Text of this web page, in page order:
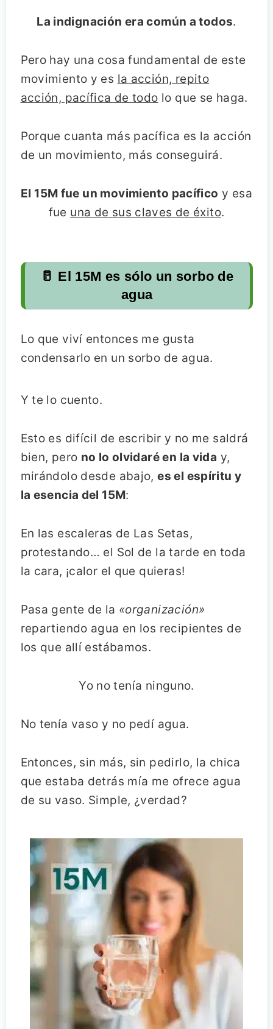
La indignación era común a todos.
Pero hay una cosa fundamental de este
movimiento y es la acción, repito
acción, pacífica de todo lo que se haga.
Porque cuanta más pacífica es la acción
de un movimiento, más conseguirá.
El 15M fue un movimiento pacífico y esa
fue una de sus claves de éxito.
🥛 El 15M es sólo un sorbo de
agua
Lo que viví entonces me gusta
condensarlo en un sorbo de agua.
Y te lo cuento.
Esto es difícil de escribir y no me saldrá
bien, pero no lo olvidaré en la vida y,
mirándolo desde abajo,es el espíritu y
la esencia del 15M:
En las escaleras de Las Setas,
protestando… el Sol de la tarde en toda
la cara, ¡calor el que quieras!
Pasa gente de la «organización»
repartiendo agua en los recipientes de
los que allí estábamos.
Yo no tenía ninguno.
No tenía vaso y no pedí agua.
Entonces, sin más, sin pedirlo, la chica
que estaba detrás mía me ofrece agua
de su vaso. Simple, ¿verdad?